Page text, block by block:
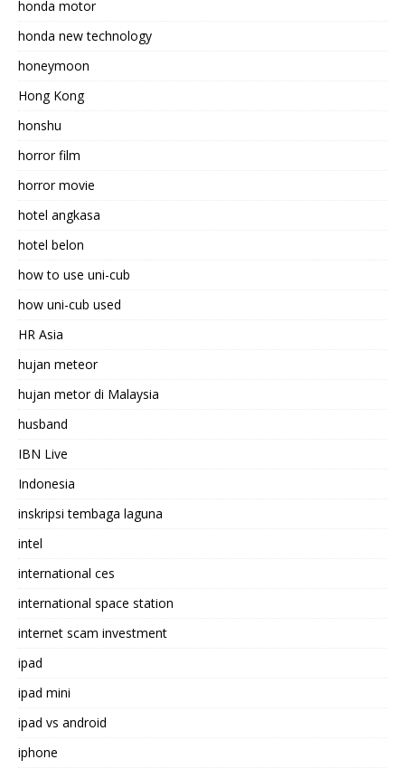
honda motor
honda new technology
honeymoon
Hong Kong
honshu
horror film
horror movie
hotel angkasa
hotel belon
how to use uni-cub
how uni-cub used
HR Asia
hujan meteor
hujan metor di Malaysia
husband
IBN Live
Indonesia
inskripsi tembaga laguna
intel
international ces
international space station
internet scam investment
ipad
ipad mini
ipad vs android
iphone